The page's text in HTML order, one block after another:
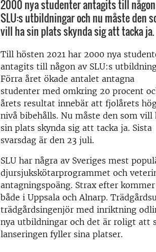
2000 nya studenter antagits till
SLU:s utbildningar och nu måste den
vill ha sin plats skynda sig att tacka ja.
Till hösten 2021 har 2000 nya
antagits till någon av SLU:s
Förra året ökade antalet antagna
studenter med omkring 20 procent
årets resultat innebär att fjolårets
nivå bibehålls. Nu måste den som vill
sin plats skynda sig att tacka ja. Sista
svarsdag är den 23 juli.
SLU har några av Sveriges mest
djursjukskötarprogrammet och
antagningspoäng. Strax efter
både i Uppsala och Alnarp.
trädgårdsingenjör med inriktning
nya utbildningar och det är roligt att
lanseringen fyller sina platser.